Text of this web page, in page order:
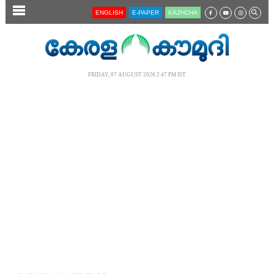
SECTIONS ENGLISH E-PAPER KĀZHCHA
FRIDAY, 07 AUGUST 2026 2.47 PM IST